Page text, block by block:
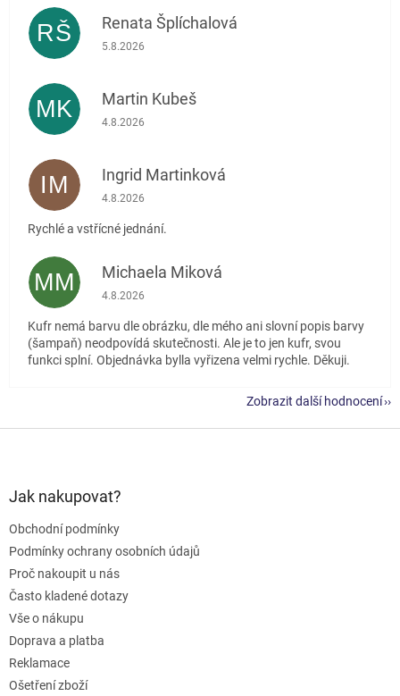
RŠ Renata Šplíchalová
Hodnocení obchodu je 5 z 5 hvězdiček.
5.8.2026
MK Martin Kubeš
Hodnocení obchodu je 5 z 5 hvězdiček.
4.8.2026
IM Ingrid Martinková
Hodnocení obchodu je 5 z 5 hvězdiček.
4.8.2026
Rychlé a vstřícné jednání.
MM Michaela Miková
Hodnocení obchodu je 5 z 5 hvězdiček.
4.8.2026
Kufr nemá barvu dle obrázku, dle mého ani slovní popis barvy
(šampaň) neodpovídá skutečnosti. Ale je to jen kufr, svou
funkci splní. Objednávka bylla vyřizena velmi rychle. Děkuji.
Zobrazit další hodnocení
Jak nakupovat?
Obchodní podmínky
Podmínky ochrany osobních údajů
Proč nakoupit u nás
Často kladené dotazy
Vše o nákupu
Doprava a platba
Reklamace
Ošetření zboží